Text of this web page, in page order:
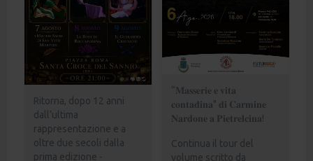
Ritorna, dopo 12 anni
dall’ultima
rappresentazione e a
oltre due secoli dalla
prima edizione -
“𝐌𝐚𝐬𝐬𝐞𝐫𝐢𝐞 𝐞 𝐯𝐢𝐭𝐚
𝐜𝐨𝐧𝐭𝐚𝐝𝐢𝐧𝐚" 𝐝𝐢 𝐂𝐚𝐫𝐦𝐢𝐧𝐞
𝐍𝐚𝐫𝐝𝐨𝐧𝐞 𝐚 𝐏𝐢𝐞𝐭𝐫𝐞𝐥𝐜𝐢𝐧𝐚!
Continua il tour del
volume scritto da